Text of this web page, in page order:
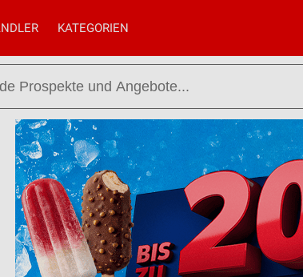
KATEGORIEN